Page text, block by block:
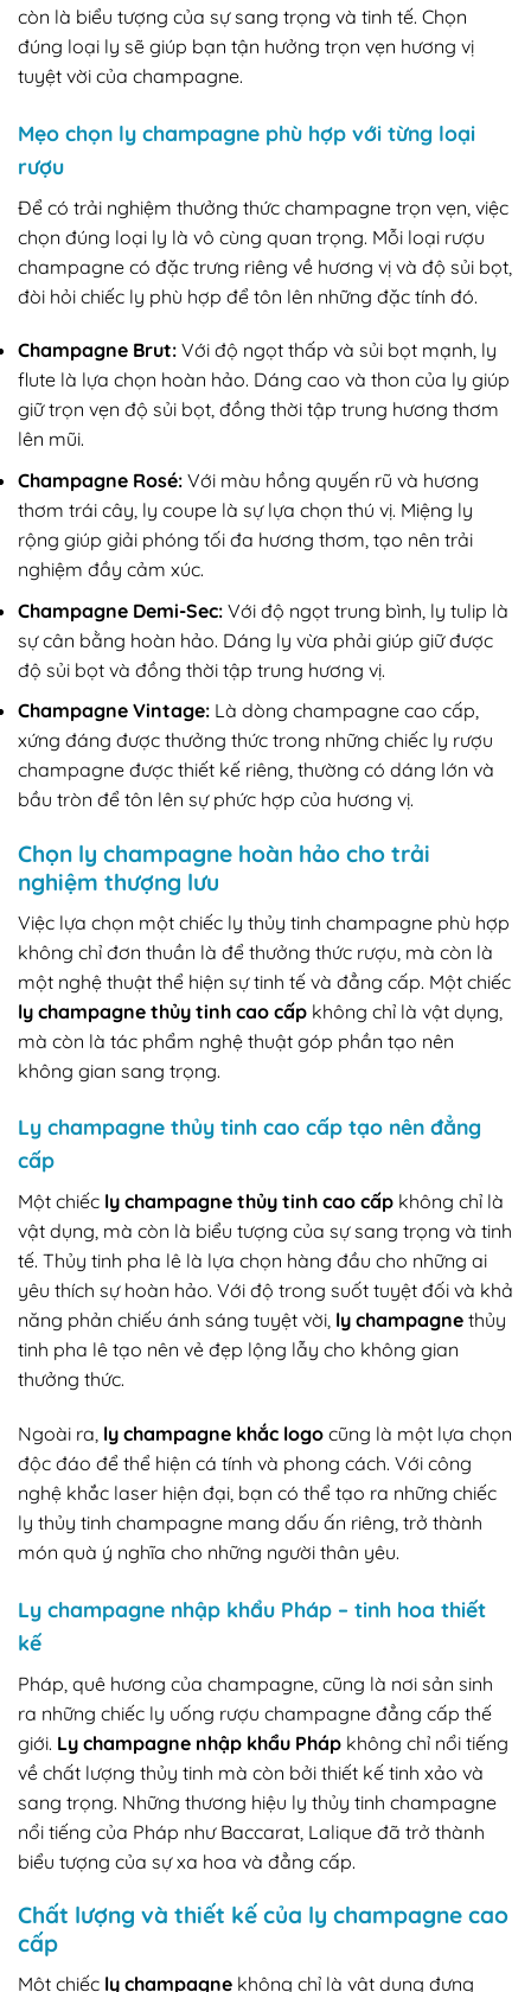
còn là biểu tượng của sự sang trọng và tinh tế. Chọn
đúng loại ly sẽ giúp bạn tận hưởng trọn vẹn hương vị
tuyệt vời của champagne.
Mẹo chọn ly champagne phù hợp với từng loại
rượu
Để có trải nghiệm thưởng thức champagne trọn vẹn, việc
chọn đúng loại ly là vô cùng quan trọng. Mỗi loại rượu
champagne có đặc trưng riêng về hương vị và độ sủi bọt,
đòi hỏi chiếc ly phù hợp để tôn lên những đặc tính đó.
Champagne Brut: Với độ ngọt thấp và sủi bọt mạnh, ly
flute là lựa chọn hoàn hảo. Dáng cao và thon của ly giúp
giữ trọn vẹn độ sủi bọt, đồng thời tập trung hương thơm
lên mũi.
Champagne Rosé: Với màu hồng quyến rũ và hương
thơm trái cây, ly coupe là sự lựa chọn thú vị. Miệng ly
rộng giúp giải phóng tối đa hương thơm, tạo nên trải
nghiệm đầy cảm xúc.
Champagne Demi-Sec: Với độ ngọt trung bình, ly tulip là
sự cân bằng hoàn hảo. Dáng ly vừa phải giúp giữ được
độ sủi bọt và đồng thời tập trung hương vị.
Champagne Vintage: Là dòng champagne cao cấp,
xứng đáng được thưởng thức trong những chiếc ly rượu
champagne được thiết kế riêng, thường có dáng lớn và
bầu tròn để tôn lên sự phức hợp của hương vị.
Chọn ly champagne hoàn hảo cho trải
nghiệm thượng lưu
Việc lựa chọn một chiếc ly thủy tinh champagne phù hợp
không chỉ đơn thuần là để thưởng thức rượu, mà còn là
một nghệ thuật thể hiện sự tinh tế và đẳng cấp. Một chiếc
ly champagne thủy tinh cao cấp không chỉ là vật dụng,
mà còn là tác phẩm nghệ thuật góp phần tạo nên
không gian sang trọng.
Ly champagne thủy tinh cao cấp tạo nên đẳng
cấp
Một chiếc ly champagne thủy tinh cao cấp không chỉ là
vật dụng, mà còn là biểu tượng của sự sang trọng và tinh
tế. Thủy tinh pha lê là lựa chọn hàng đầu cho những ai
yêu thích sự hoàn hảo. Với độ trong suốt tuyệt đối và khả
năng phản chiếu ánh sáng tuyệt vời, ly champagne thủy
tinh pha lê tạo nên vẻ đẹp lộng lẫy cho không gian
thưởng thức.
Ngoài ra, ly champagne khắc logo cũng là một lựa chọn
độc đáo để thể hiện cá tính và phong cách. Với công
nghệ khắc laser hiện đại, bạn có thể tạo ra những chiếc
ly thủy tinh champagne mang dấu ấn riêng, trở thành
món quà ý nghĩa cho những người thân yêu.
Ly champagne nhập khẩu Pháp – tinh hoa thiết
kế
Pháp, quê hương của champagne, cũng là nơi sản sinh
ra những chiếc ly uống rượu champagne đẳng cấp thế
giới. Ly champagne nhập khẩu Pháp không chỉ nổi tiếng
về chất lượng thủy tinh mà còn bởi thiết kế tinh xảo và
sang trọng. Những thương hiệu ly thủy tinh champagne
nổi tiếng của Pháp như Baccarat, Lalique đã trở thành
biểu tượng của sự xa hoa và đẳng cấp.
Chất lượng và thiết kế của ly champagne cao
cấp
Một chiếc ly champagne không chỉ là vật dụng đựng